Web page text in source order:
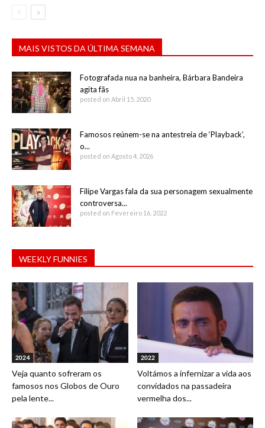
MAIS VISTOS DA ÚLTIMA SEMANA
Fotografada nua na banheira, Bárbara Bandeira
agita fãs
posted on Abril 15, 2020
Famosos reúnem-se na antestreia de ‘Playback’,
o...
posted on Agosto 4, 2026
Filipe Vargas fala da sua personagem sexualmente
controversa...
posted on Fevereiro 16, 2022
WEEKLY FUNNIES
2024
Veja quanto sofreram os
famosos nos Globos de Ouro
pela lente...
2022
Voltámos a infernizar a vida aos
convidados na passadeira
vermelha dos...